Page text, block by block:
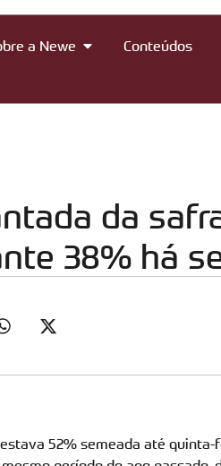
a Newe Conteúdos
da
38% há
52% semeada até quinta-